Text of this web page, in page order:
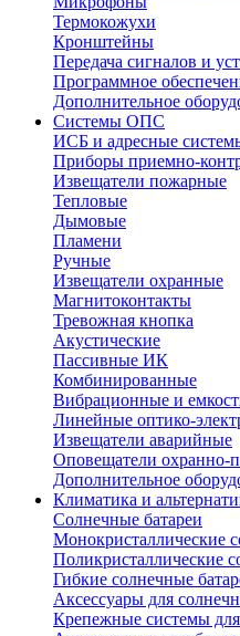
Термокожухи
Кронштейны
Передача сигналов и
Программное
Дополнительное
Системы ОПС
ИСБ и адресные
Приборы приемно-
Извещатели пожарные
Тепловые
Дымовые
Пламени
Ручные
Извещатели охранные
Магнитоконтакты
Тревожная кнопка
Акустические
Пассивные ИК
Комбинированные
Вибрационные и
Линейные оптико-
Извещатели аварийные
Оповещатели охранно-
Дополнительное
Климатика и
Солнечные батареи
Монокристаллические
Поликристаллические
Гибкие солнечные
Аксессуары для
Крепежные системы